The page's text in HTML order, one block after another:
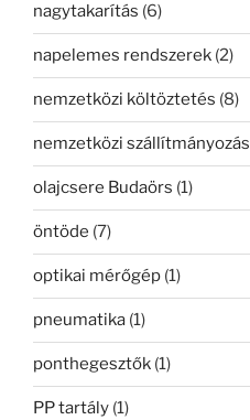
nagytakarítás (6)
napelemes rendszerek (2)
nemzetközi költöztetés (8)
nemzetközi szállítmányozás
olajcsere Budaörs (1)
öntöde (7)
optikai mérőgép (1)
pneumatika (1)
ponthegesztők (1)
PP tartály (1)